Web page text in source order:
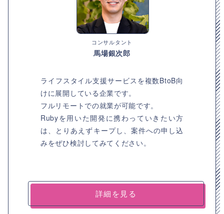
コンサルタント
馬場銀次郎
ライフスタイル支援サービスを複数BtoB向
けに展開している企業です。
フルリモートでの就業が可能です。
Rubyを用いた開発に携わっていきたい方
は、とりあえずキープし、案件への申し込
みをぜひ検討してみてください。
詳細を見る